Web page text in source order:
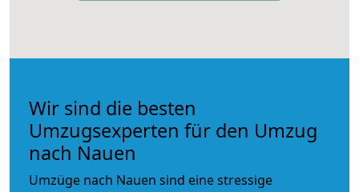
Wir sind die besten
Umzugsexperten für den Umzug
nach Nauen
Umzüge nach Nauen sind eine stressige